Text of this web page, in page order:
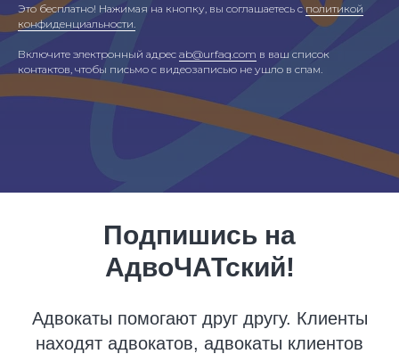
Это бесплатно! Нажимая на кнопку, вы соглашаетесь сполитикой
конфиденциальности.
Включите электронный адрес ab@urfaq.com в ваш список
контактов, чтобы письмо с видеозаписью не ушло в спам.
Подпишись на
АдвоЧАТский!
Адвокаты помогают друг другу. Клиенты
находят адвокатов, адвокаты клиентов